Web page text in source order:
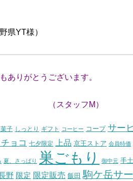
ありがとうございます。
（スタッフM）
子 しっとり ギフト コーヒー コープ サー
ョコ 七夕限定 上品 京王ストア 会員特価
夏、さっぱり 巣ごもり 御中元 手
野 限定 限定販売 飯田 駒ケ岳サ